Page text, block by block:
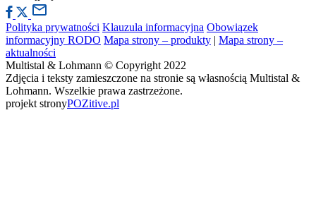
Polityka prywatności Klauzula informacyjna Obowiązek
informacyjny RODO Mapa strony – produkty | Mapa strony –
aktualności
Multistal & Lohmann © Copyright 2022
Zdjęcia i teksty zamieszczone na stronie są własnością Multistal &
Lohmann. Wszelkie prawa zastrzeżone.
projekt stronyPOZitive.pl